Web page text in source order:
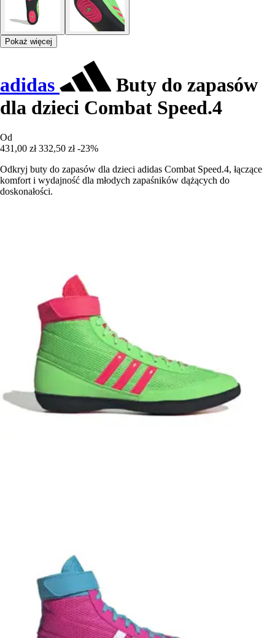
Pokaż więcej
adidas
Buty do zapasów
dla dzieci Combat Speed.4
Od
431,00 zł 332,50 zł -23%
Odkryj buty do zapasów dla dzieci adidas Combat Speed.4, łączące
komfort i wydajność dla młodych zapaśników dążących do
doskonałości.